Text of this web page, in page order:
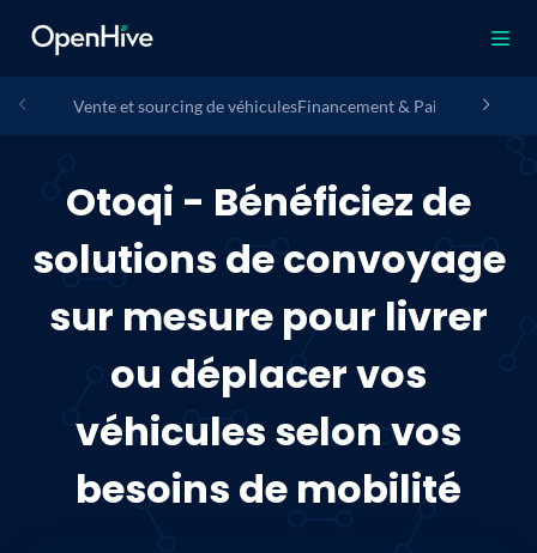
Vente et sourcing de véhiculesFinancement & Paiement
Otoqi - Bénéficiez de
solutions de convoyage
sur mesure pour livrer
ou déplacer vos
véhicules selon vos
besoins de mobilité